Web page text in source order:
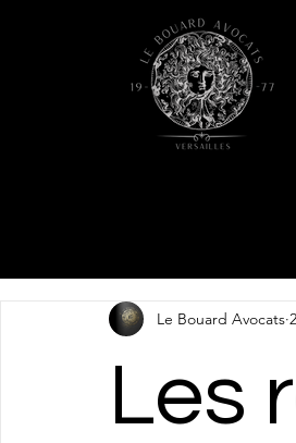
Les
Le Bouard Avocats